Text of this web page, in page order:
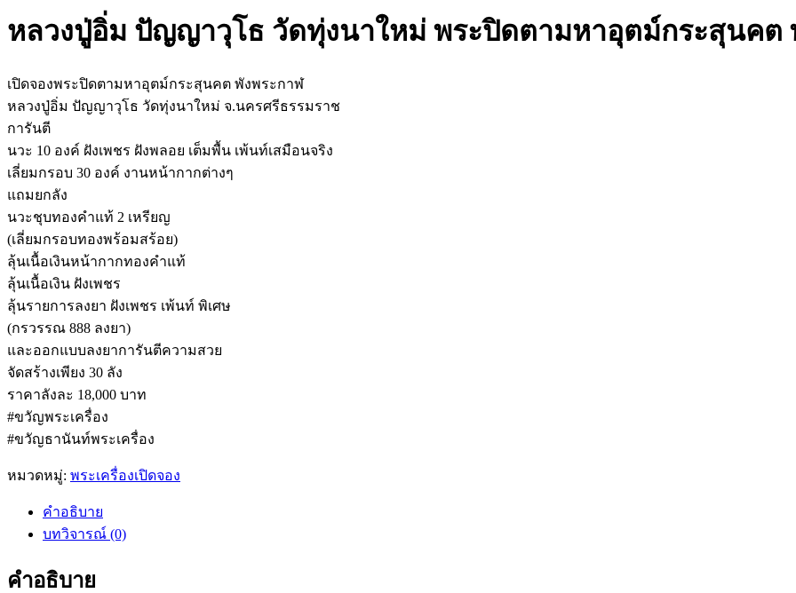
หลวงปู่อิ่ม ปัญญาวุโธ วัดทุ่งนาใหม่ พระปิดตามหาอุตม์กระสุนคต
เปิดจองพระปิดตามหาอุตม์กระสุนคต พังพระกาฬ
หลวงปู่อิ่ม ปัญญาวุโธ วัดทุ่งนาใหม่ จ.นครศรีธรรมราช
การันตี
นวะ 10 องค์ ฝังเพชร ฝังพลอย เต็มพื้น เพ้นท์เสมือนจริง
เลี่ยมกรอบ 30 องค์ งานหน้ากากต่างๆ
แถมยกลัง
นวะชุบทองคำแท้ 2 เหรียญ
(เลี่ยมกรอบทองพร้อมสร้อย)
ลุ้นเนื้อเงินหน้ากากทองคำแท้
ลุ้นเนื้อเงิน ฝังเพชร
ลุ้นรายการลงยา ฝังเพชร เพ้นท์ พิเศษ
(กรวรรณ 888 ลงยา)
และออกแบบลงยาการันตีความสวย
จัดสร้างเพียง 30 ลัง
ราคาลังละ 18,000 บาท
#ขวัญพระเครื่อง
#ขวัญธานันท์พระเครื่อง
หมวดหมู่: พระเครื่องเปิดจอง
คำอธิบาย
บทวิจารณ์ (0)
คำอธิบาย